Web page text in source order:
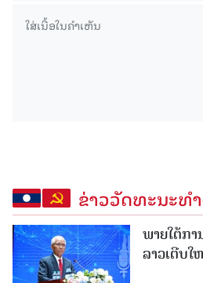
ຂ່າວວັດທະນະທ
ພາຍໃຕ້ກ
ລາວເຕີບໃ